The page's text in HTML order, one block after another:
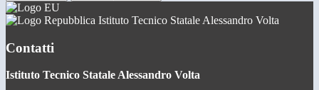
Istituto Tecnico Statale Alessandro Volta
Contatti
Istituto Tecnico Statale Alessandro Volta